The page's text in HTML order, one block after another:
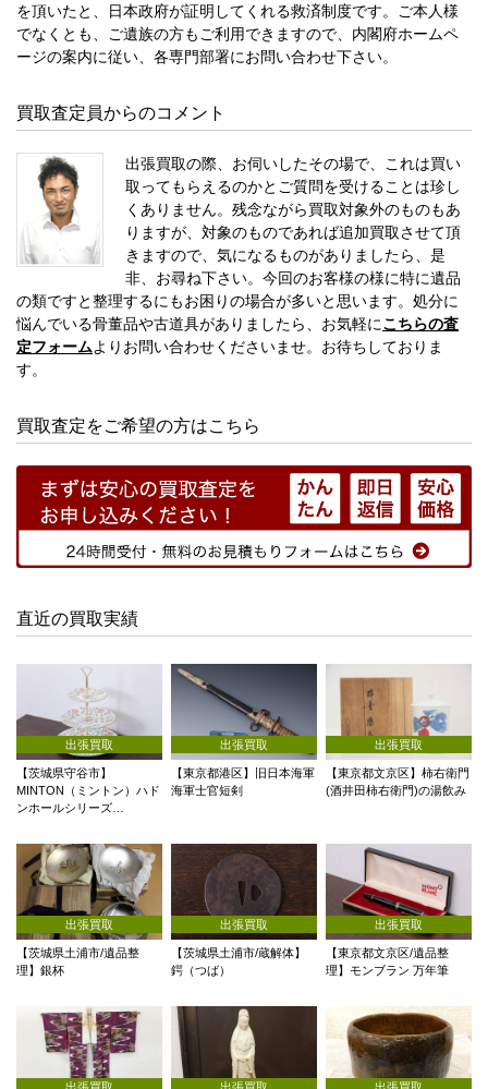
を頂いたと、日本政府が証明してくれる救済制度です。ご本人様
でなくとも、ご遺族の方もご利用できますので、内閣府ホームペ
ージの案内に従い、各専門部署にお問い合わせ下さい。
買取査定員からのコメント
出張買取の際、お伺いしたその場で、これは買い
取ってもらえるのかとご質問を受けることは珍し
くありません。残念ながら買取対象外のものもあ
りますが、対象のものであれば追加買取させて頂
きますので、気になるものがありましたら、是
非、お尋ね下さい。今回のお客様の様に特に遺品
の類ですと整理するにもお困りの場合が多いと思います。処分に
悩んでいる骨董品や古道具がありましたら、お気軽にこちらの査
定フォームよりお問い合わせくださいませ。お待ちしておりま
す。
買取査定をご希望の方はこちら
直近の買取実績
出張買取
【茨城県守谷市】
MINTON（ミントン）ハド
ンホールシリーズ…
出張買取
【東京都港区】旧日本海軍
海軍士官短剣
出張買取
【東京都文京区】柿右衛門
(酒井田柿右衛門)の湯飲み
出張買取
【茨城県土浦市/遺品整
理】銀杯
出張買取
【茨城県土浦市/蔵解体】
鍔（つば）
出張買取
【東京都文京区/遺品整
理】モンブラン 万年筆
出張買取 出張買取 出張買取